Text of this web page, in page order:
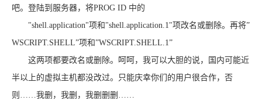
吧。登陆到服务器，将PROG ID 中的
"shell.application"项和"shell.application.1"项改名或删除。再将”
WSCRIPT.SHELL”项和”WSCRIPT.SHELL.1”
这两项都要改名或删除。呵呵，我可以大胆的说，国内可能近
半以上的虚拟主机都没改过。只能庆幸你们的用户很合作，否
则……我删，我删，我删删删……